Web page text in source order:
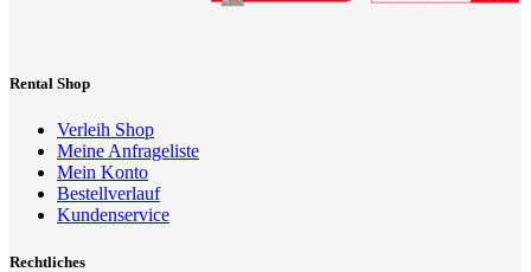
Rental Shop
Verleih Shop
Meine Anfrageliste
Mein Konto
Bestellverlauf
Kundenservice
Rechtliches